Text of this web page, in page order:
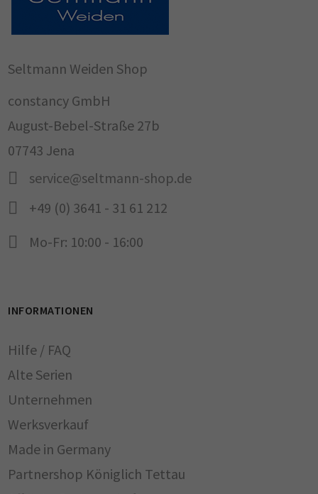
Seltmann Weiden Shop
constancy GmbH
August-Bebel-Straße 27b
07743 Jena
service@seltmann-shop.de
+49 (0) 3641 - 31 61 212
Mo-Fr: 10:00 - 16:00
INFORMATIONEN
Hilfe / FAQ
Alte Serien
Unternehmen
Werksverkauf
Made in Germany
Partnershop Königlich Tettau